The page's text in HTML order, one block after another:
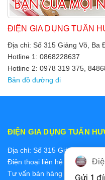
ĐIỆN GIA DỤNG TUẤN
Địa chỉ: Số 315 Giảng Võ, Ba
Hotline 1: 0868228637
Hotline 2: 0978 319 375,
Bản đồ đường đi
ĐIỆN GIA DỤNG TUẤN
Địa chỉ: Số 315 Giảng Võ, Ba
Điện thoại liên hệ các bộ
Tư vấn bán hàng 2:
Gửi 1